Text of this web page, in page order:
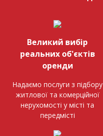
Великий вибір
реальних об'єктів
оренди
Надаємо послуги з підбору
житлової та комерційної
нерухомості у місті та
передмісті